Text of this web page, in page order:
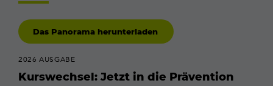
Das Panorama herunterladen
2026 AUSGABE
Kurswechsel: Jetzt in die Prävention